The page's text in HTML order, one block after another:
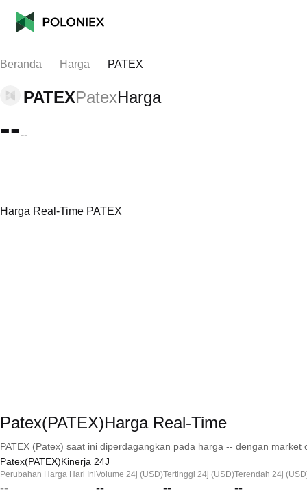
Beranda Harga PATEX
PATEXPatexHarga
----
Harga Real-Time PATEX
Patex(PATEX)Harga Real-Time
PATEX (Patex) saat ini diperdagangkan pada harga -- dengan market
Patex(PATEX)Kinerja 24J
Perubahan Harga Hari Ini
--
Volume 24j (USD)
--
Tertinggi 24j (USD)
--
Terendah 24j
--